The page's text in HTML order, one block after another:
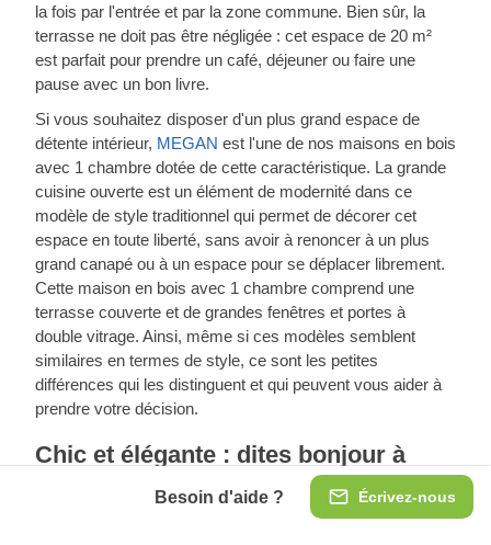
la fois par l'entrée et par la zone commune. Bien sûr, la
terrasse ne doit pas être négligée : cet espace de 20 m²
est parfait pour prendre un café, déjeuner ou faire une
pause avec un bon livre.
Si vous souhaitez disposer d'un plus grand espace de
détente intérieur, MEGAN est l'une de nos maisons en bois
avec 1 chambre dotée de cette caractéristique. La grande
cuisine ouverte est un élément de modernité dans ce
modèle de style traditionnel qui permet de décorer cet
espace en toute liberté, sans avoir à renoncer à un plus
grand canapé ou à un espace pour se déplacer librement.
Cette maison en bois avec 1 chambre comprend une
terrasse couverte et de grandes fenêtres et portes à
double vitrage. Ainsi, même si ces modèles semblent
similaires en termes de style, ce sont les petites
différences qui les distinguent et qui peuvent vous aider à
prendre votre décision.
Chic et élégante : dites bonjour à
cette maison en bois avec 1 chambre
ANGELA est une option moderne conçue pour une vie
Écrivez-nous
Besoin d'aide ?